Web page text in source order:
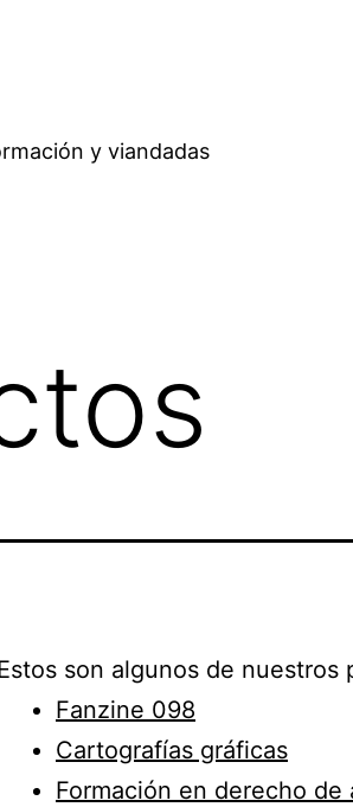
y viandadas
son algunos de
Fanzine 098
Cartografías gráficas
Formación en derecho